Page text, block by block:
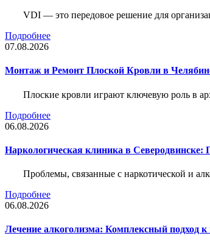
VDI — это передовое решение для
Подробнее
07.08.2026
Монтаж и Ремонт Плоской Кровли в
Плоские кровли играют ключевую роль в
Подробнее
06.08.2026
Наркологическая клиника в Северодвинске:
Проблемы, связанные с наркотической и
Подробнее
06.08.2026
Лечение алкоголизма: Комплексный подход